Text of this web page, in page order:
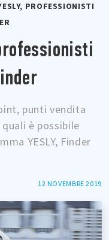
PROFESSIONISTI
punti vendita
è possibile
YESLY, Finder
12 NOVEMBRE 2019